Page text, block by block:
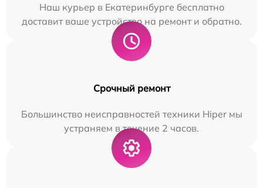
Наш курьер в Екатеринбурге бесплатно
доставит ваше устройство на ремонт и обратно.
Срочный ремонт
Большинство неисправностей техники Hiper мы
устраняем в течение 2 часов.